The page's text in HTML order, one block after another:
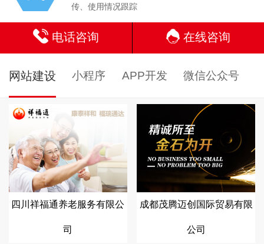
传、使用情况跟踪
电话咨询 在线咨询
网站建设 小程序 APP开发 微信公众号
四川祥福通养老服务有限公
司
成都茂腾迈创国际贸易有限
公司